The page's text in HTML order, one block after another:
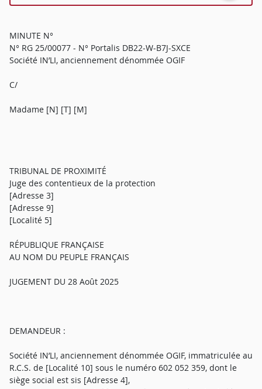
MINUTE N°
N° RG 25/00077 - N° Portalis DB22-W-B7J-SXCE
Société IN’LI, anciennement dénommée OGIF
C/
Madame [N] [T] [M]
TRIBUNAL DE PROXIMITÉ
Juge des contentieux de la protection
[Adresse 3]
[Adresse 9]
[Localité 5]
RÉPUBLIQUE FRANÇAISE
AU NOM DU PEUPLE FRANÇAIS
JUGEMENT DU 28 Août 2025
DEMANDEUR :
Société IN’LI, anciennement dénommée OGIF, immatriculée au
R.C.S. de [Localité 10] sous le numéro 602 052 359, dont le
siège social est sis [Adresse 4],